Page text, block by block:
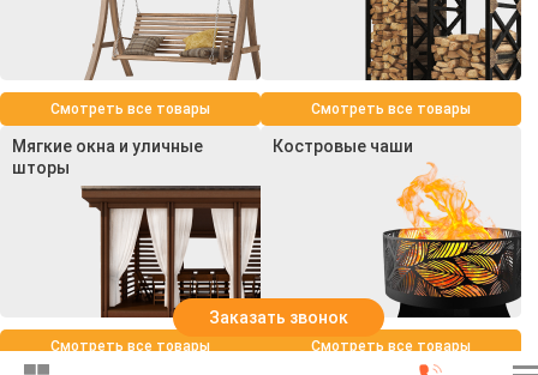
Смотреть все товары Смотреть все товары
Мягкие окна и уличные
шторы
Смотреть все товары
Костровые чаши
Смотреть все товары
Заказать звонок